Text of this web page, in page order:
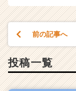
前の記事へ
投稿一覧